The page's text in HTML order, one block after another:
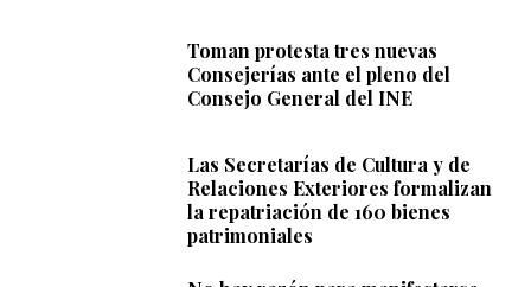
Toman protesta tres nuevas
Consejerías ante el pleno del
Consejo General del INE
Las Secretarías de Cultura y de
Relaciones Exteriores formalizan
la repatriación de 160 bienes
patrimoniales